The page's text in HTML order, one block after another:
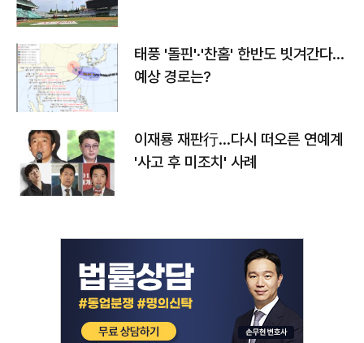
태풍 '돌핀'·'찬홈' 한반도 빗겨간다…
예상 경로는?
이재룡 재판行…다시 떠오른 연예계
'사고 후 미조치' 사례